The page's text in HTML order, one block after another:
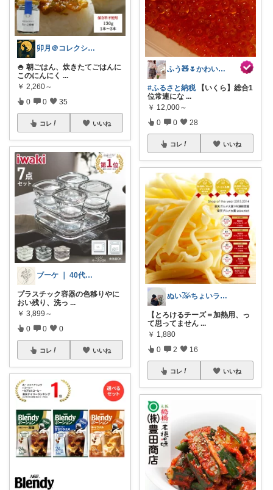
卯月＠コレクションで遊んでます✨
🍚 朝ごはん、炊きたてごはんに
このにんにく ...
￥ 2,260～
0 0 35
コレ いいね
ブーケ ｜ 40代からの無理しない衣食住
プラスチック容器の色移りやに
おい残り、洗っ ...
￥ 3,899～
0 0 0
コレ いいね
ふう🧸🌷かわいい暮らし
#ふるさと納税【いくら】総合1
位常連にな ...
￥ 12,000～
0 0 28
コレ いいね
ぬい𓅮ちょいラクするための暮らし
【とろけるチーズ＝加熱用、っ
て思ってません ...
￥ 1,880
0 2 16
コレ いいね